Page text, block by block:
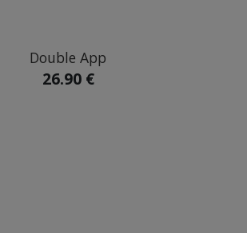
Double App
26.90 €